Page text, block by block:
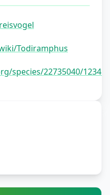
Todiramphus
species/22735040/